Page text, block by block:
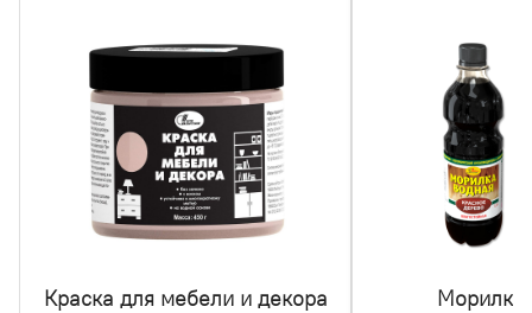
Краска для мебели и декора Морилка